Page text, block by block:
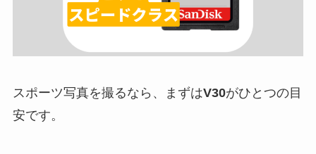
スポーツ写真を撮るなら、まずはV30がひとつの目
安です。